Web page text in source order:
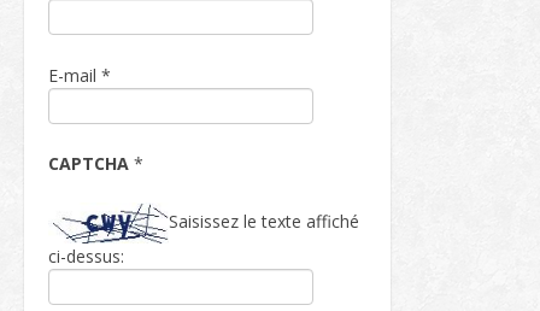
E-mail *
CAPTCHA *
Saisissez le texte affiché
ci-dessus: